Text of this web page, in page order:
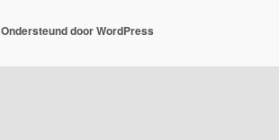
Ondersteund door WordPress